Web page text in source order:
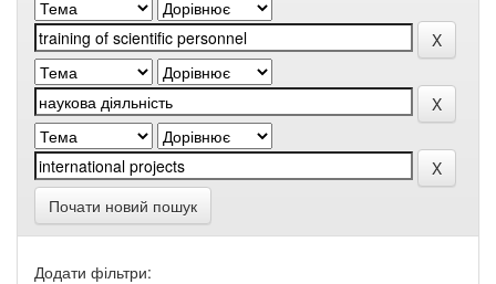
Почати новий пошук
Додати фільтри: